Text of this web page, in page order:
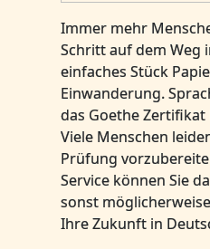
Immer mehr
Schritt auf dem Weg
einfaches Stück
Einwanderung.
das Goethe
Viele Menschen
Prüfung
Service können Sie
sonst
Ihre Zukunft in